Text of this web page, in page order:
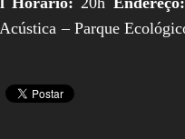
– Parque